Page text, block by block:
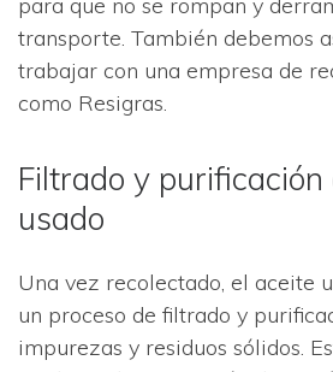
para que no se rompan y
transporte. También debemos
trabajar con una empresa de
como Resigras.
Filtrado y purificación
usado
Una vez recolectado, el aceite
un proceso de filtrado y
impurezas y residuos sólidos.